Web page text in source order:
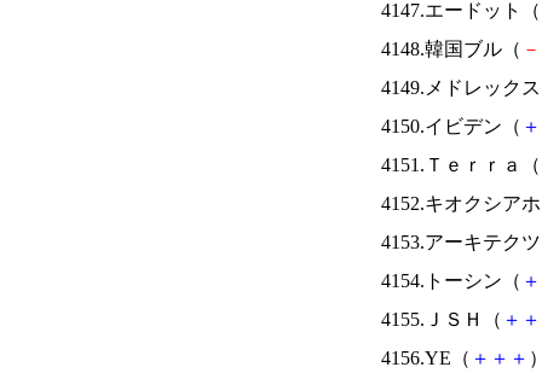
4147.エードット（
4148.韓国ブル（ －
4149.メドレック
4150.イビデン（ ＋
4151.Ｔｅｒｒａ（
4152.キオクシア
4153.アーキテク
4154.トーシン（ ＋
4155.ＪＳＨ（ ＋ ＋
4156.YE（ ＋ ＋ ＋